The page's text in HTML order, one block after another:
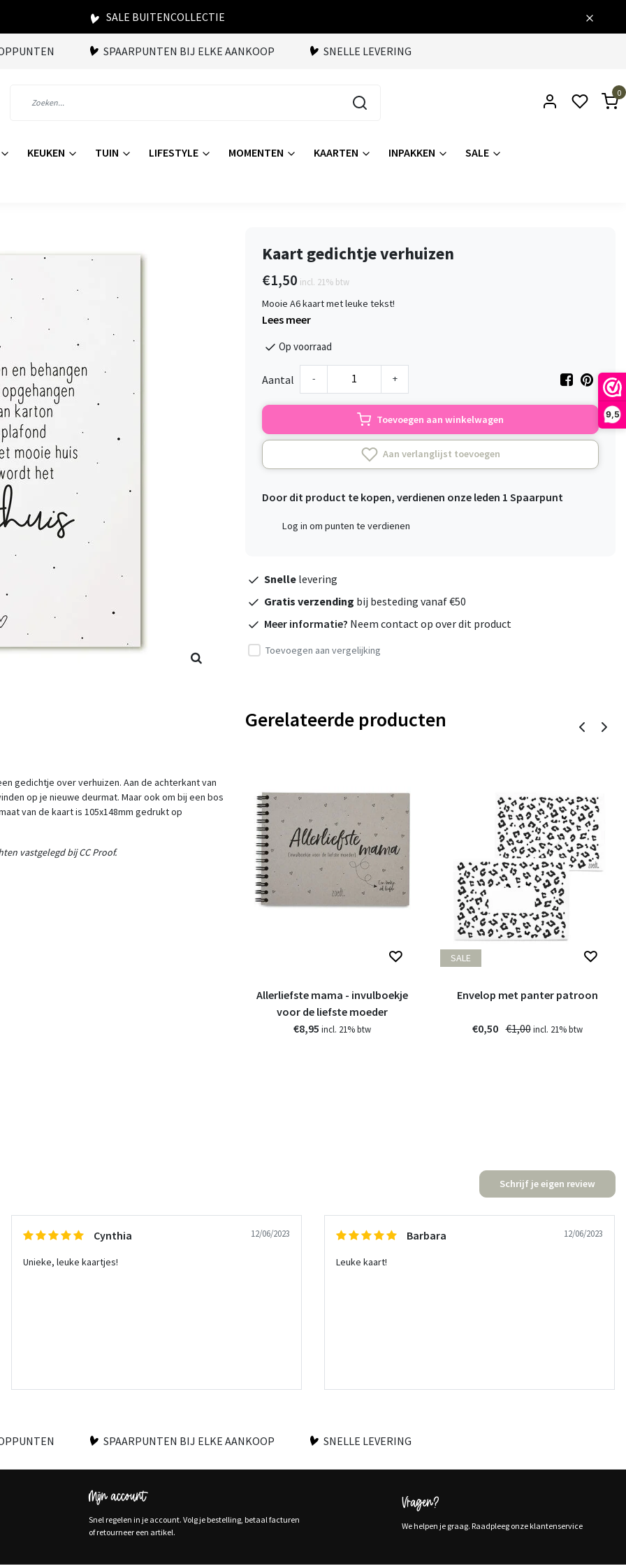
9,5
SALE BUITENCOLLECTIE
SPAARPUNTEN BIJ ELKE AANKOOP SNELLE LEVERING
0
KEUKEN TUIN LIFESTYLE MOMENTEN KAARTEN INPAKKEN SALE
Kaart gedichtje verhuizen
€1,50 incl. 21% btw
Mooie A6 kaart met leuke tekst!
Lees meer
Op voorraad
Aantal - +
Toevoegen aan winkelwagen
Aan verlanglijst toevoegen
Door dit product te kopen, verdienen onze leden 1 Spaarpunt
Log in om punten te verdienen
Snelle levering
Gratis verzending bij besteding vanaf €50
Meer informatie? Neem contact op over dit product
Toevoegen aan vergelijking
gedichtje over verhuizen. Aan de achterkant van
op je nieuwe deurmat. Maar ook om bij een bos
van de kaart is 105x148mm gedrukt op
vastgelegd bij CC Proof.
Gerelateerde producten
Allerliefste mama - invulboekje
voor de liefste moeder
€8,95 incl. 21% btw
SALE
Envelop met panter patroon
€0,50 €1,00 incl. 21% btw
Schrijf je eigen review
Cynthia 12/06/2023
Unieke, leuke kaartjes!
Barbara 12/06/2023
Leuke kaart!
SPAARPUNTEN BIJ ELKE AANKOOP SNELLE LEVERING
Mijn account
Snel regelen in je account. Volg je bestelling, betaal facturen
of retourneer een artikel.
Vragen?
We helpen je graag. Raadpleeg onze klantenservice